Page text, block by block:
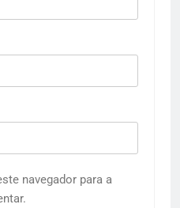
navegador para a